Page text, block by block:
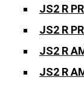
JS2 R
JS2 R
JS2 R
JS2 R